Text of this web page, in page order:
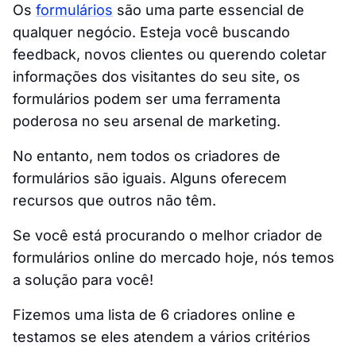
Os formulários são uma parte essencial de
qualquer negócio. Esteja você buscando
feedback, novos clientes ou querendo coletar
informações dos visitantes do seu site, os
formulários podem ser uma ferramenta
poderosa no seu arsenal de marketing.
No entanto, nem todos os criadores de
formulários são iguais. Alguns oferecem
recursos que outros não têm.
Se você está procurando o melhor criador de
formulários online do mercado hoje, nós temos
a solução para você!
Fizemos uma lista de 6 criadores online e
testamos se eles atendem a vários critérios